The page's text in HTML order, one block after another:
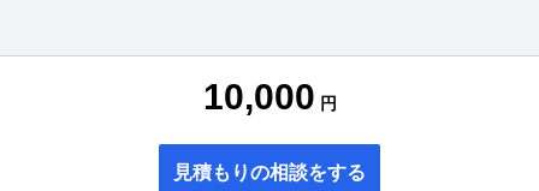
10,000 円
見積もりの相談をする